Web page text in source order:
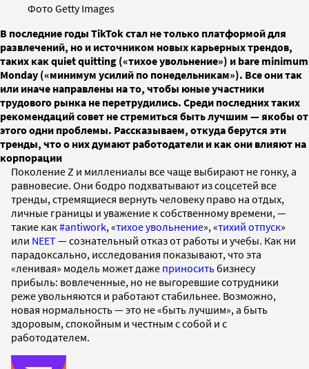
Фото Getty Images
В последние годы TikTok стал не только платформой для
развлечений, но и источником новых карьерных трендов,
таких как quiet quitting («тихое увольнение») и bare minimum
Monday («минимум усилий по понедельникам»). Все они так
или иначе направлены на то, чтобы юные участники
трудового рынка не перетрудились. Среди последних таких
рекомендаций совет не стремиться быть лучшим — якобы от
этого одни проблемы. Рассказываем, откуда берутся эти
тренды, что о них думают работодатели и как они влияют на
корпорации
Поколение Z и миллениалы все чаще выбирают не гонку, а
равновесие. Они бодро подхватывают из соцсетей все
тренды, стремящиеся вернуть человеку право на отдых,
личные границы и уважение к собственному времени, —
такие как#antiwork, «тихое увольнение», «тихий отпуск»
или NEET— сознательный отказ от работы и учебы. Как ни
парадоксально, исследования показывают, что эта
«ленивая» модель может даже приноситьбизнесу
прибыль: вовлеченные, но не выгоревшие сотрудники
реже увольняются и работают стабильнее. Возможно,
новая нормальность — это не «быть лучшим», а быть
здоровым, спокойным и честным с собой и с
работодателем.